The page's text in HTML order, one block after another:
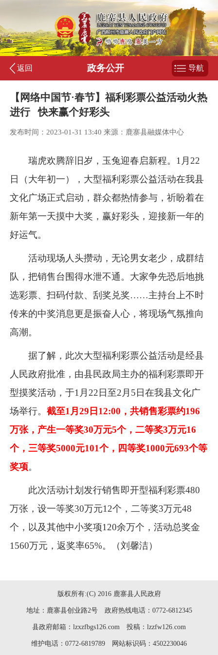
返回 政务公开 导航
【网络中国节·春节】福利彩票公益活动火热
进行 快来赢个好彩头
发布时间：2023-01-31 13:40 来源：鹿寨县融媒体中心
瑞虎欢腾辞旧岁，玉兔迎春启新程。 1月 22
日（大年初一），大型福利彩票公益活动在我县
文化广场正式启动，群众都热情参与，祈盼着在
新年第一天摸中大奖，赢好彩头，迎接新一年的
好运气。
活动现场人头攒动，无论男女老少，成群结
队，把销售台围得水泄不通。大家争先恐后地挑
选彩票、扫码付款、刮奖兑奖……主持台上不时
传来的中奖消息更是振奋人心，将现场气氛推向
高潮。
据了解，此次大型福利彩票公益活动是经县
人民政府批准，由县民政局主办的福利彩票即开
型摸奖活动，于1月 22 日至2月 5 日在我县文化广
场举行。 截至1月 29 日 12:00 ，共销售彩票约196
万张，产生一等奖30万元5个，二等奖3万元16
个，三等奖5000元101个，四等奖1000元693个等
奖项。
此次活动计划发行销售即开型福利彩票480
万张，设一等奖30万元12个，二等奖3万元48
个，以及其他中小奖项120余万个，活动总奖金
1560万元，返奖率65%。 （刘馨洁）
版权所有:(C) 2016 鹿寨县人民政府
地址：鹿寨县创业路2号 政府热线电话：0772-6812345
县政府邮箱：lzxzfbgs126.com 投稿：lzzfw126.com
维护电话：0772-6819789 网站标识码：4502230046